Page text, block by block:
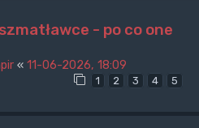
- po co one
« 11-06-2026, 18:09
1 2 3 4 5